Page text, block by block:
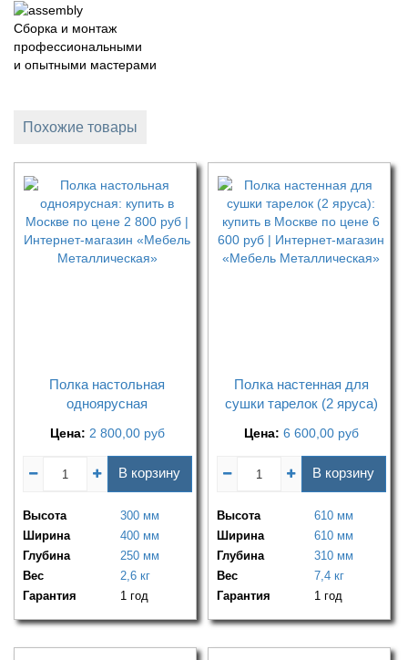
Сборка и монтаж
профессиональными
и опытными мастерами
Похожие товары
Полка настольная
одноярусная
Цена: 2 800,00 руб
В корзину
Высота
300 мм
Ширина
400 мм
Глубина
250 мм
Вес
2,6 кг
Гарантия
1 год
Полка настенная для
сушки тарелок (2 яруса)
Цена: 6 600,00 руб
В корзину
Высота
610 мм
Ширина
610 мм
Глубина
310 мм
Вес
7,4 кг
Гарантия
1 год